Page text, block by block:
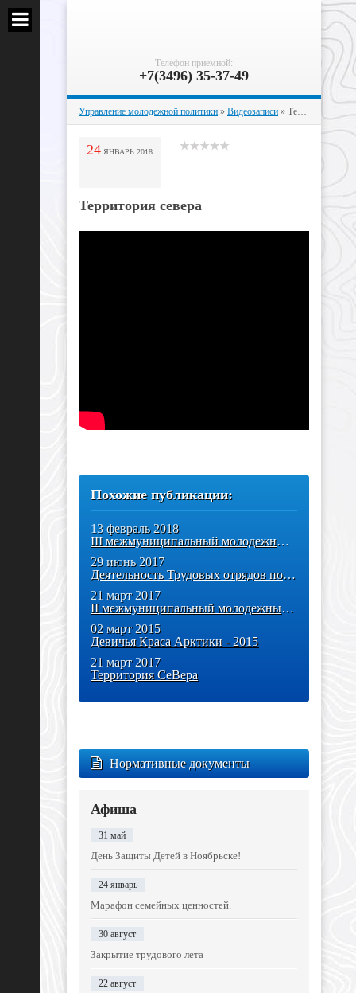
Телефон приемной:
+7(3496) 35-37-49
Управление молодежной политики » Видеозаписи » Территория севера
24 ЯНВАРЬ 2018
Территория севера
Похожие публикации:
13 февраль 2018
III межмуниципальный молодежный форум «Территория СеВера» пройдёт в
29 июнь 2017
Деятельность Трудовых отрядов под патронатом Главы Администрации
21 март 2017
II межмуниципальный молодежный форум "Территория СеВера"
02 март 2015
Девичья Краса Арктики - 2015
21 март 2017
Территория СеВера
Нормативные документы
Афиша
31 май
День Защиты Детей в Ноябрьске!
24 январь
Марафон семейных ценностей.
30 август
Закрытие трудового лета
22 август